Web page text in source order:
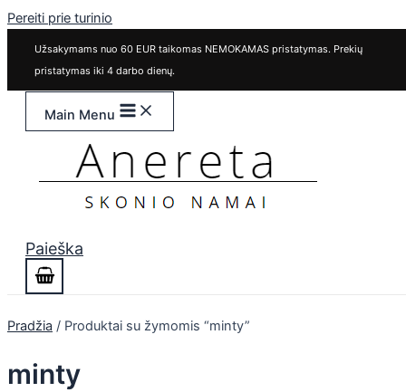
Pereiti prie turinio
Užsakymams nuo 60 EUR taikomas NEMOKAMAS pristatymas. Prekių
pristatymas iki 4 darbo dienų.
Main Menu
Paieška
Pradžia / Produktai su žymomis “minty”
minty